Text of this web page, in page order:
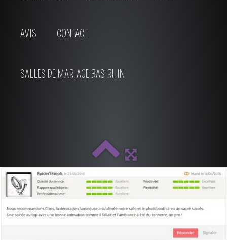
AVIS CONTACT
SALLES DE MARIAGE BAS RHIN